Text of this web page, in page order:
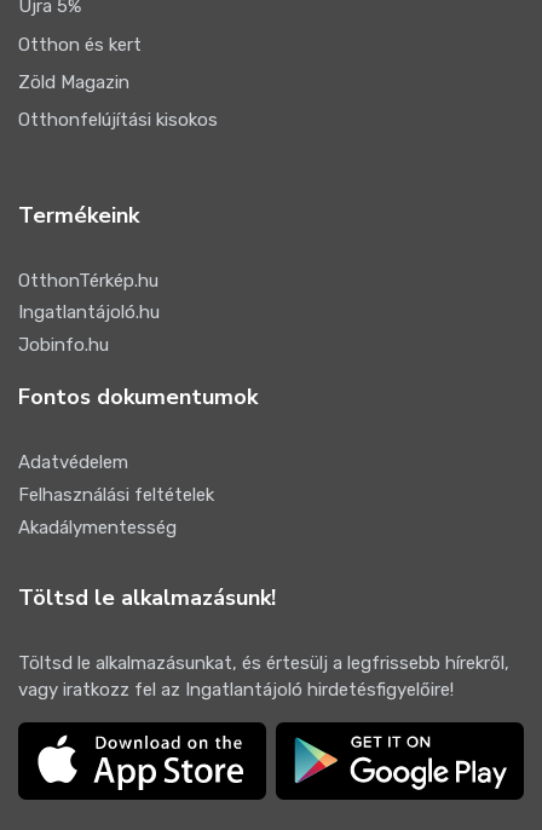
Újra 5%
Otthon és kert
Zöld Magazin
Otthonfelújítási kisokos
Termékeink
OtthonTérkép.hu
Ingatlantájoló.hu
Jobinfo.hu
Fontos dokumentumok
Adatvédelem
Felhasználási feltételek
Akadálymentesség
Töltsd le alkalmazásunk!
Töltsd le alkalmazásunkat, és értesülj a legfrissebb hírekről,
vagy iratkozz fel az Ingatlantájoló hirdetésfigyelőire!